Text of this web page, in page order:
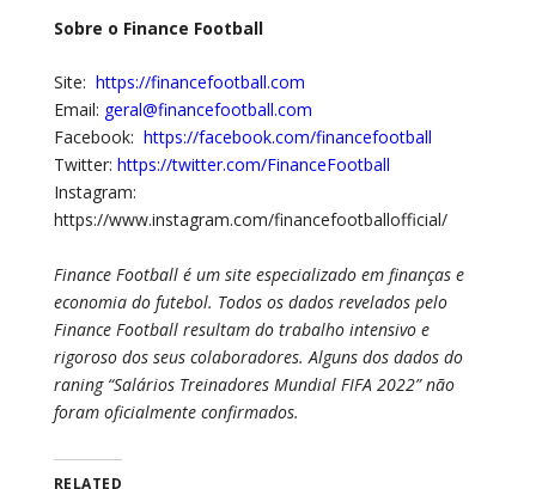
Sobre o Finance Football
Site: https://financefootball.com
Email: geral@financefootball.com
Facebook: https://facebook.com/financefootball
Twitter: https://twitter.com/FinanceFootball
Instagram:
https://www.instagram.com/financefootballofficial/
Finance Football é um site especializado em finanças e
economia do futebol. Todos os dados revelados pelo
Finance Football resultam do trabalho intensivo e
rigoroso dos seus colaboradores. Alguns dos dados do
raning “Salários Treinadores Mundial FIFA 2022” não
foram oficialmente confirmados.
RELATED